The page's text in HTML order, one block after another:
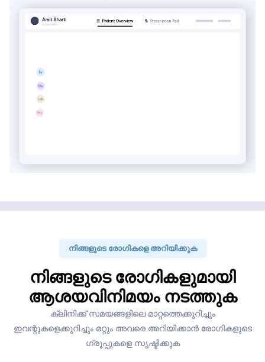
നിങ്ങളുടെ രോഗികളെ അറിയിക്കുക
നിങ്ങളുടെ രോഗികളുമായി
ആശയവിനിമയം നടത്തുക
ക്ലിനിക്ക് സമയങ്ങളിലെ മാറ്റത്തെക്കുറിച്ചും
ഇവന്റുകളെക്കുറിച്ചും മറ്റും അവരെ അറിയിക്കാൻ രോഗികളുടെ
ഗ്രൂപ്പുകളെ സൃഷ്ടിക്കുക